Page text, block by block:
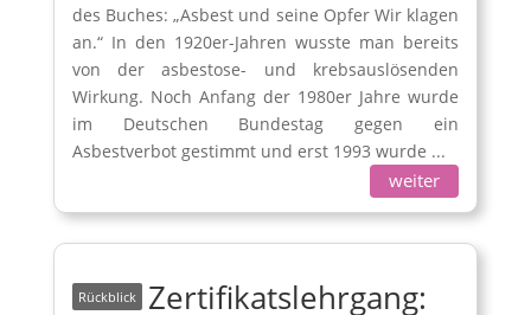
des Buches: „Asbest und seine Opfer Wir klagen
an.“ In den 1920er-Jahren wusste man bereits
von der asbestose- und krebsauslösenden
Wirkung. Noch Anfang der 1980er Jahre wurde
im Deutschen Bundestag gegen ein
Asbestverbot gestimmt und erst 1993 wurde ...
weiter
Zertifikatslehrgang: